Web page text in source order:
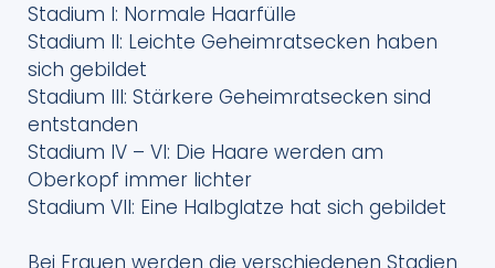
Stadium I: Normale Haarfülle
Stadium II: Leichte Geheimratsecken haben
sich gebildet
Stadium III: Stärkere Geheimratsecken sind
entstanden
Stadium IV – VI: Die Haare werden am
Oberkopf immer lichter
Stadium VII: Eine Halbglatze hat sich gebildet
Bei Frauen werden die verschiedenen Stadien